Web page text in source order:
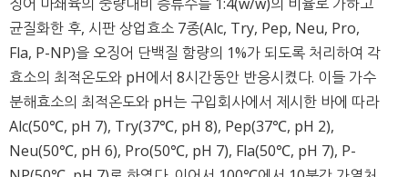
균질화한 후, 시판 상업효소 7종(Alc, Try, Pep, Neu, Pro,
Fla, P-NP)을 오징어 단백질 함량의 1%가 되도록 처리하여 각
효소의 최적온도와 pH에서 8시간동안 반응시켰다. 이들 가수
분해효소의 최적온도와 pH는 구입회사에서 제시한 바에 따라
Alc(50℃, pH 7), Try(37℃, pH 8), Pep(37℃, pH 2),
Neu(50℃, pH 6), Pro(50℃, pH 7), Fla(50℃, pH 7), P-